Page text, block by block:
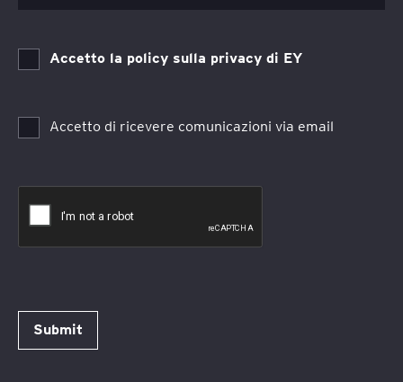
Accetto la policy sulla privacy di EY
Accetto di ricevere comunicazioni via email
Submit